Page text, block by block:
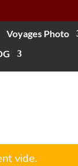
Voyages Photo
vide.